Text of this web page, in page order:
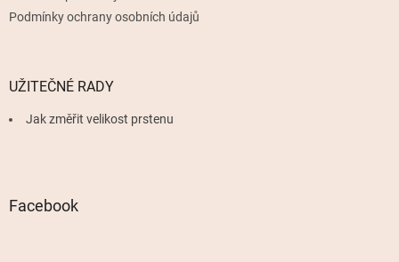
Podmínky ochrany osobních údajů
UŽITEČNÉ RADY
Jak změřit velikost prstenu
Facebook